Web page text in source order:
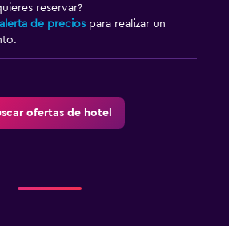
reservar?
de precios para realizar un
ofertas de hotel